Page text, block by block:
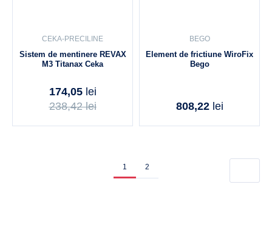
CEKA-PRECILINE
Sistem de mentinere REVAX
M3 Titanax Ceka
174,05 lei
238,42lei
BEGO
Element de frictiune WiroFix
Bego
808,22 lei
1 2